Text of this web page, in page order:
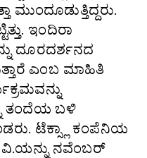
ಮುಂದೂಡುತ್ತಿದ್ದರು.
ಇಂದಿರಾ
ದೂರದರ್ಶನದ
ಎಂಬ ಮಾಹಿತಿ
ತಂದೆಯ ಬಳಿ
ಟೆಕ್ಸ್ಲಾ ಕಂಪೆನಿಯ
ನವೆಂಬರ್